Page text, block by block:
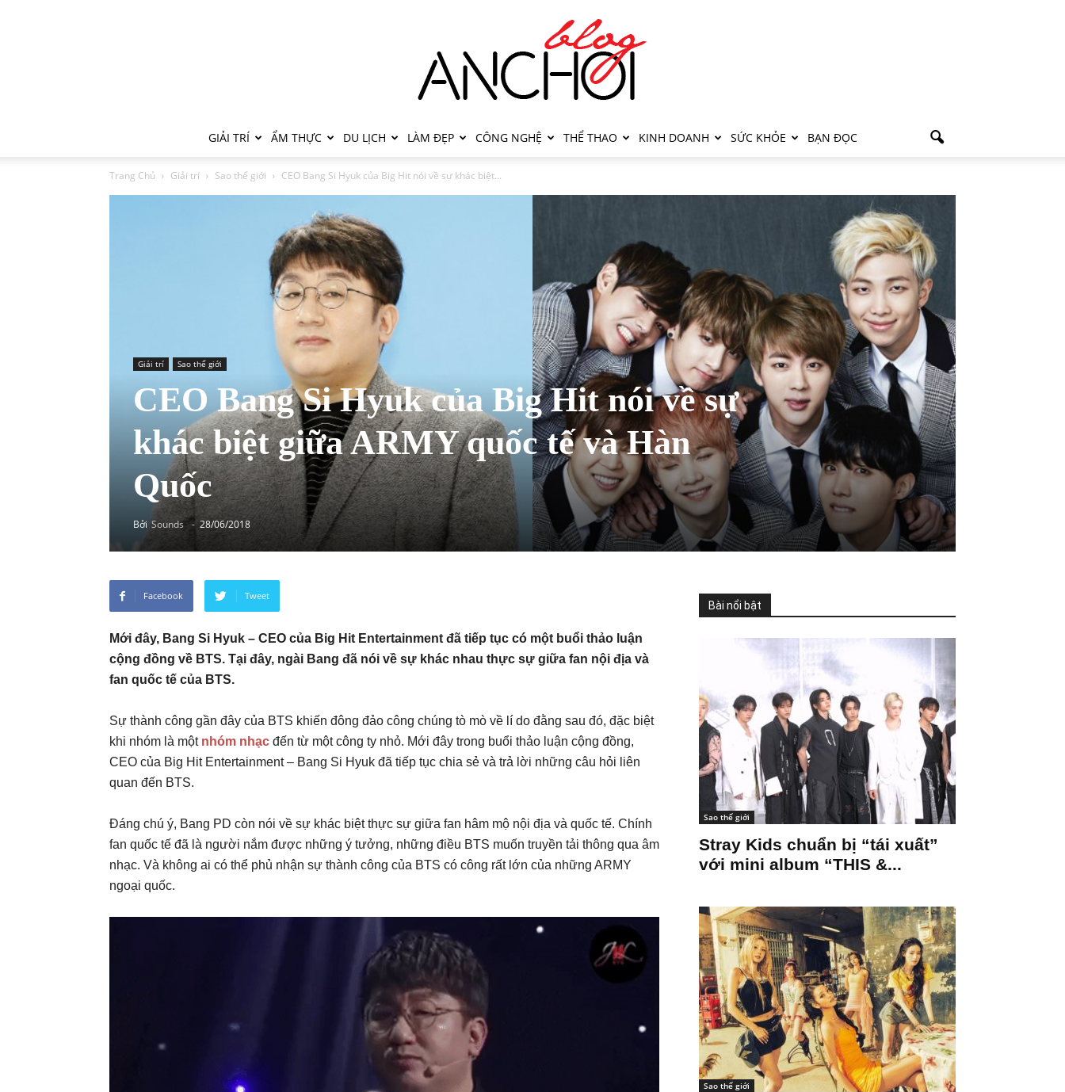
GIẢI TRÍ ẨM THỰC DU LỊCH LÀM ĐẸP CÔNG NGHỆ THỂ THAO KINH DOANH SỨC KHỎE BẠN ĐỌC
Trang Chủ Giải trí Sao thế giới CEO Bang Si Hyuk của Big Hit nói về sự khác biệt...
Giải trí Sao thế giới
CEO Bang Si Hyuk của Big Hit nói về sự
khác biệt giữa ARMY quốc tế và Hàn
Quốc
Bởi Sounds - 28/06/2018
Facebook Tweet
Mới đây, Bang Si Hyuk – CEO của Big Hit Entertainment đã tiếp tục có một buổi thảo luận
cộng đồng về BTS. Tại đây, ngài Bang đã nói về sự khác nhau thực sự giữa fan nội địa và
fan quốc tế của BTS.
Sự thành công gần đây của BTS khiến đông đảo công chúng tò mò về lí do đằng sau đó, đặc biệt
khi nhóm là một nhóm nhạc đến từ một công ty nhỏ. Mới đây trong buổi thảo luận cộng đồng,
CEO của Big Hit Entertainment – Bang Si Hyuk đã tiếp tục chia sẻ và trả lời những câu hỏi liên
quan đến BTS.
Đáng chú ý, Bang PD còn nói về sự khác biệt thực sự giữa fan hâm mộ nội địa và quốc tế. Chính
fan quốc tế đã là người nắm được những ý tưởng, những điều BTS muốn truyền tải thông qua âm
nhạc. Và không ai có thể phủ nhận sự thành công của BTS có công rất lớn của những ARMY
ngoại quốc.
Bài nổi bật
Sao thế giới
Stray Kids chuẩn bị “tái xuất”
với mini album “THIS &...
Sao thế giới